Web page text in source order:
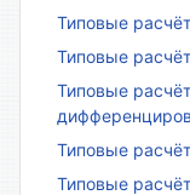
Типовые
Типовые
Типовые
Типовые
Типовые